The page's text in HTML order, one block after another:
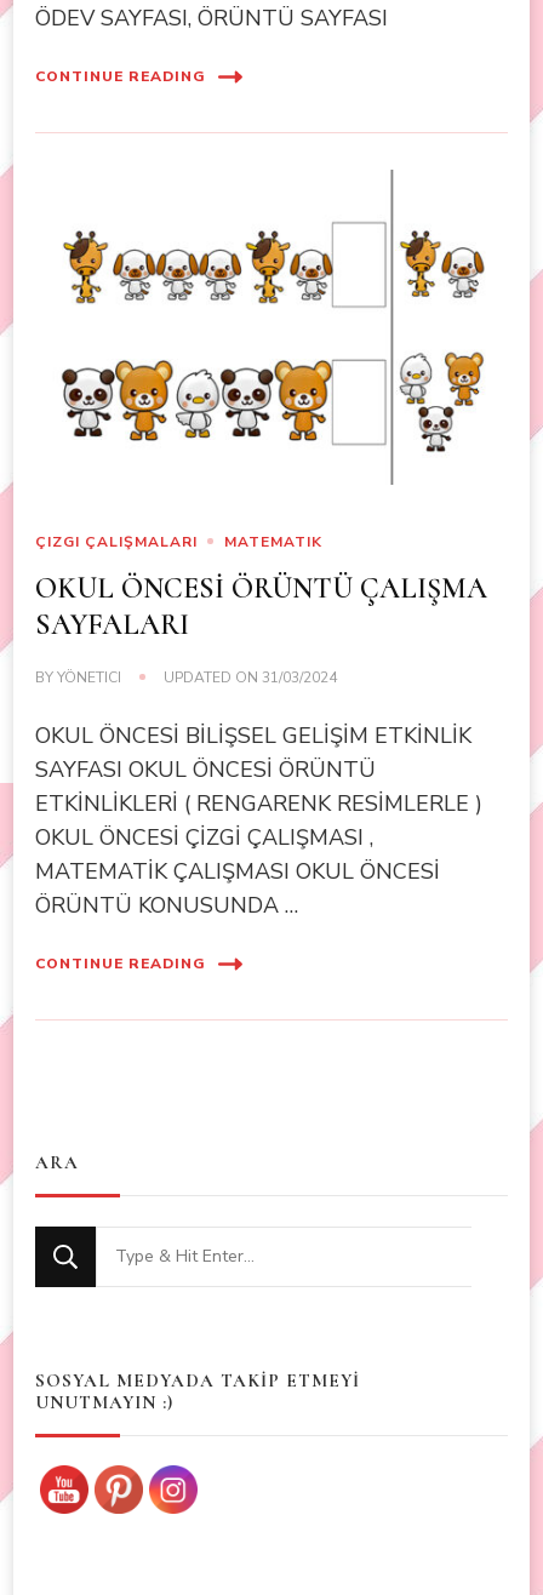
ÖDEV SAYFASI, ÖRÜNTÜ SAYFASI
CONTINUE READING
ÇIZGI ÇALIŞMALARI MATEMATIK
OKUL ÖNCESİ ÖRÜNTÜ ÇALIŞMA
SAYFALARI
BYYÖNETICI UPDATED ON 31/03/2024
OKUL ÖNCESİ BİLİŞSEL GELİŞİM ETKİNLİK
SAYFASI OKUL ÖNCESİ ÖRÜNTÜ
ETKİNLİKLERİ ( RENGARENK RESİMLERLE )
OKUL ÖNCESİ ÇİZGİ ÇALIŞMASI ,
MATEMATİK ÇALIŞMASI OKUL ÖNCESİ
ÖRÜNTÜ KONUSUNDA …
CONTINUE READING
ARA
Looking
for
SOSYAL MEDYADA TAKİP ETMEYİ
UNUTMAYIN :)